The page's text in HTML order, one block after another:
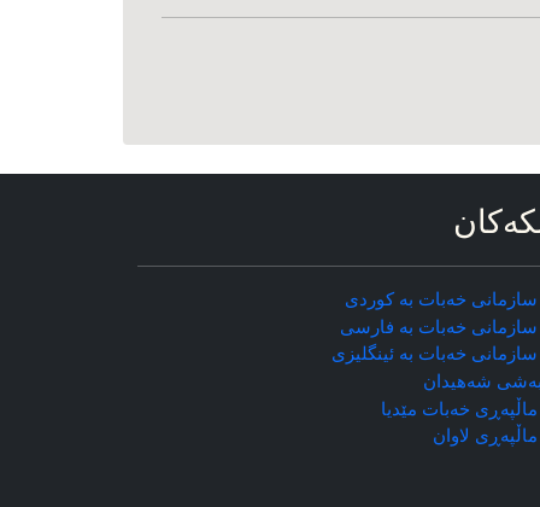
سازمانی خه‌بات به کوردی
سازمانی خه‌بات به فارسی
سازمانی خه‌بات به ئینگلیزی
شه‌هیدان
خه‌بات مێدیا
ماڵپه‌ڕی لاوان